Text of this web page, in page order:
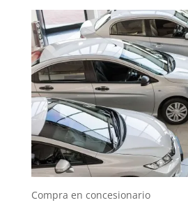
Compra en concesionario